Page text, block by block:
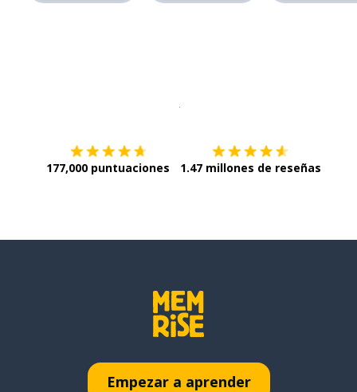
177,000 puntuaciones 1.47 millones de reseñas
Empezar a aprender